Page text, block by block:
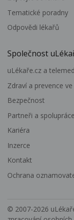
Tematické poradny
Odpovědi lékařů
Společnost
uLékaře.cz a
Zdraví a prevence
Bezpečnost
Partneři a spolupráce
Kariéra
Inzerce
Kontakt
Ochrana
© 2007-2026